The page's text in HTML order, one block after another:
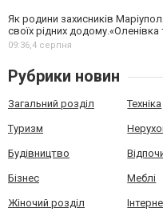
Як родини захисників
своїх рідних додому.«Оленівка
09:36,4 серпня
Рубрики новин
Загальний розділ Техніка
Туризм
Будівництво
Бізнес Меблі
Жіночий розділ